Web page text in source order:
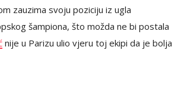
zauzima svoju poziciju iz ugla
šampiona, što možda ne bi postala
nije u Parizu ulio vjeru toj ekipi da je bolja